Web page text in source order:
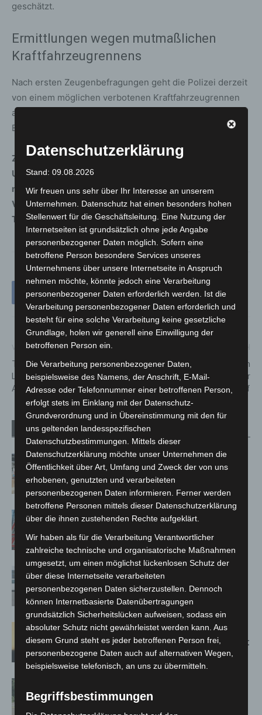
geschätzt.
Ermittlungen wegen mutmaßlichen
Kraftfahrzeugrennens
Nach ersten Zeugenbefragungen geht die Polizei derzeit
von einem möglichen verbotenen Kraftfahrzeugrennen
aus. Der Verkehrsunfalldienst hat entsprechende
Ermittlungen eingeleitet.
Zeuginnen und Zeugen, die Angaben zum
Unfallhergang oder zum Fahrverhalten vor dem Unfall
machen können, werden gebeten, sich beim
Verkehrsunfalldienst Hannover unter der
Telefonnummer 0511 109-1888 zu melden.
Vorheriger Artikel
Tiefgaragenbrand: Feuerwehr
Langenhagen übt am Maritim
Airport Hotel
Infoveranstaltung am
Silbersee: NABU klärt über
Wasserpflanzen auf
Verwandte Artikel Mehr vom Autor
Kunst trifft Weingenuss: Barbara-
Susann Mehring zeigt ihre Werke im
Jacques’ Wein-Depot Isernhagen
A2: Zweite Turbobaustelle startet
Bothfeld
Niedersachsen: Feuerwehrkräfte
kehren nach Waldbrandeinsatz aus
Spanien zurück
Hannover: Erste Tigermücken-
Population in Niedersachsen entdeckt
Neuwarmbüchen schnell eingedämmt
Datenschutzerklärung
Stand: 09.08.2026
Wir freuen uns sehr über Ihr Interesse an unserem
Unternehmen. Datenschutz hat einen besonders hohen
Stellenwert für die Geschäftsleitung. Eine Nutzung der
Internetseiten ist grundsätzlich ohne jede Angabe
personenbezogener Daten möglich. Sofern eine
betroffene Person besondere Services unseres
Unternehmens über unsere Internetseite in Anspruch
nehmen möchte, könnte jedoch eine Verarbeitung
personenbezogener Daten erforderlich werden. Ist die
Verarbeitung personenbezogener Daten erforderlich und
besteht für eine solche Verarbeitung keine gesetzliche
Grundlage, holen wir generell eine Einwilligung der
betroffenen Person ein.
Die Verarbeitung personenbezogener Daten,
beispielsweise des Namens, der Anschrift, E-Mail-
Adresse oder Telefonnummer einer betroffenen Person,
erfolgt stets im Einklang mit der Datenschutz-
Grundverordnung und in Übereinstimmung mit den für
uns geltenden landesspezifischen
Datenschutzbestimmungen. Mittels dieser
Datenschutzerklärung möchte unser Unternehmen die
Öffentlichkeit über Art, Umfang und Zweck der von uns
erhobenen, genutzten und verarbeiteten
personenbezogenen Daten informieren. Ferner werden
betroffene Personen mittels dieser Datenschutzerklärung
über die ihnen zustehenden Rechte aufgeklärt.
Wir haben als für die Verarbeitung Verantwortlicher
zahlreiche technische und organisatorische Maßnahmen
umgesetzt, um einen möglichst lückenlosen Schutz der
über diese Internetseite verarbeiteten
personenbezogenen Daten sicherzustellen. Dennoch
können Internetbasierte Datenübertragungen
grundsätzlich Sicherheitslücken aufweisen, sodass ein
absoluter Schutz nicht gewährleistet werden kann. Aus
diesem Grund steht es jeder betroffenen Person frei,
personenbezogene Daten auch auf alternativen Wegen,
beispielsweise telefonisch, an uns zu übermitteln.
Begriffsbestimmungen